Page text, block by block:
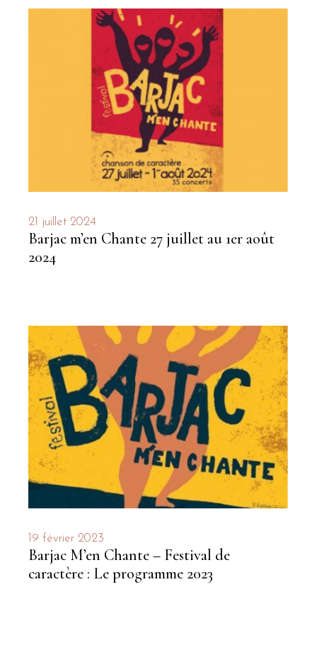
21 juillet 2024
Barjac m’en Chante 27 juillet au 1er août
2024
19 février 2023
Barjac M’en Chante – Festival de
caractère : Le programme 2023